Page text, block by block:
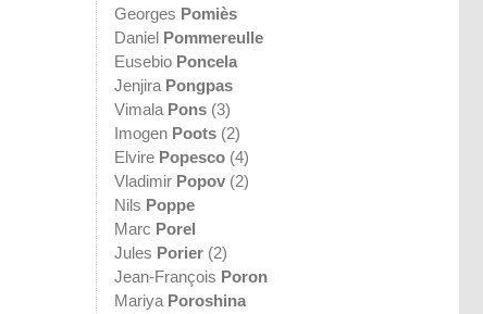
Georges Pomiès
Daniel Pommereulle
Eusebio Poncela
Jenjira Pongpas
Vimala Pons (3)
Imogen Poots (2)
Elvire Popesco (4)
Vladimir Popov (2)
Nils Poppe
Marc Porel
Jules Porier (2)
Jean-François Poron
Mariya Poroshina